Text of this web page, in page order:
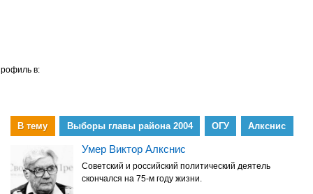
в:
В тему Выборы главы района 2004 ОГУ Алкснис
Умер Виктор Алкснис
Советский и российский политический деятель
скончался на 75-м году жизни.